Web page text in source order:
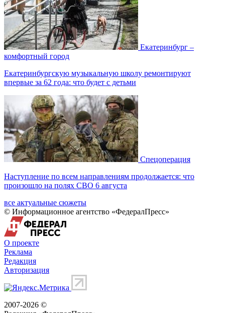
Екатеринбург –
комфортный город
Екатеринбургскую музыкальную школу ремонтируют
впервые за 62 года: что будет с детьми
Спецоперация
Наступление по всем направлениям продолжается: что
произошло на полях СВО 6 августа
все актуальные сюжеты
© Информационное агентство «ФедералПресс»
О проекте
Реклама
Редакция
Авторизация
2007-2026 ©